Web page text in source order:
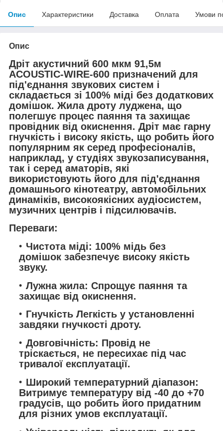
Опис Характеристики Доставка Оплата Умови
Опис
Дріт акустичний 600 мкм 91,5м
ACOUSTIC-WIRE-600 призначений для
під'єднання звукових систем і
складається зі 100% міді без додаткових
домішок. Жила дроту луджена, що
полегшує процес паяння та захищає
провідник від окиснення. Дріт має гарну
гнучкість і високу якість, що робить його
популярним як серед професіоналів,
наприклад, у студіях звукозаписування,
так і серед аматорів, які
використовують його для під'єднання
домашнього кінотеатру, автомобільних
динаміків, високоякісних аудіосистем,
музичних центрів і підсилювачів.
Переваги:
Чистота міді: 100% мідь без
домішок забезпечує високу якість
звуку.
Лужна жила: Спрощує паяння та
захищає від окиснення.
Гнучкість Легкість у установленні
завдяки гнучкості дроту.
Довговічність: Провід не
тріскається, не пересихає під час
тривалої експлуатації.
Широкий температурний діапазон:
Витримує температуру від -40 до +70
градусів, що робить його придатним
для різних умов експлуатації.